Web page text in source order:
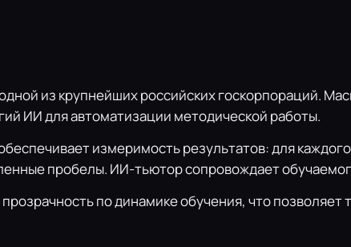
из крупнейших российских госкорпораций.
ИИ для автоматизации методической работы.
измеримость результатов: для
пробелы. ИИ-тьютор сопровождает
по динамике обучения, что позволяет